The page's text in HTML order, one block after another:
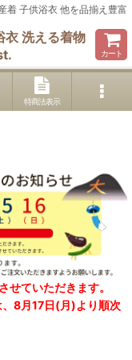
子供浴衣 他を品揃え豊富
衣 洗える着物
カート
特商法表示
ていただきます。
8月17日(月)より順次